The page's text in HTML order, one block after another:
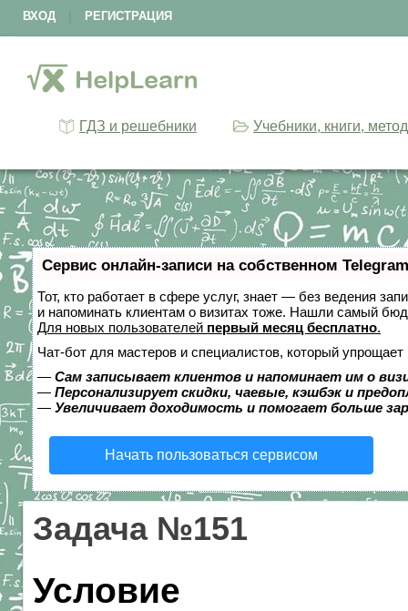
ВХОД РЕГИСТРАЦИЯ
ГДЗ и решебники Учебники, книги,
Сервис онлайн-записи на собственном
Тот, кто работает в сфере услуг, знает — без ведения
и напоминать клиентам о визитах тоже. Нашли самый
Для новых пользователей первый месяц бесплатно.
Чат-бот для мастеров и специалистов, который упрощает
— Сам записывает клиентов и напоминает им о
— Персонализирует скидки, чаевые, кэшбэк и
— Увеличивает доходимость и помогает больше
Начать пользоваться сервисом
Задача №151
Условие